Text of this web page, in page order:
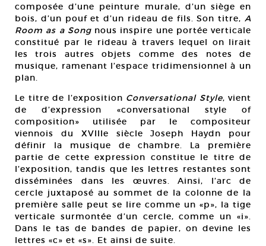
composée d’une peinture murale, d’un siège en
bois, d’un pouf et d’un rideau de fils. Son titre, A
Room as a Songnous inspire une portée verticale
constitué par le rideau à travers lequel on lirait
les trois autres objets comme des notes de
musique, ramenant l’espace tridimensionnel à un
plan.
Le titre de l’exposition Conversational Style, vient
de d’expression «conversational style of
composition» utilisée par le compositeur
viennois du XVIIIe siècle Joseph Haydn pour
définir la musique de chambre. La première
partie de cette expression constitue le titre de
l’exposition, tandis que les lettres restantes sont
disséminées dans les œuvres. Ainsi, l’arc de
cercle juxtaposé au sommet de la colonne de la
première salle peut se lire comme un «p», la tige
verticale surmontée d’un cercle, comme un «i».
Dans le tas de bandes de papier, on devine les
lettres «c» et «s». Et ainsi de suite.